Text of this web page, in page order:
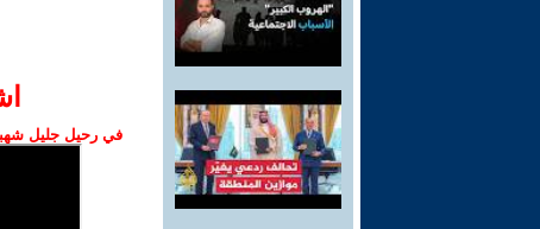
في رحيل جليل